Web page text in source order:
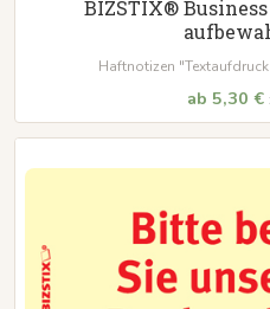
BIZSTIX®
Haftnotizen
ab 5,30 €